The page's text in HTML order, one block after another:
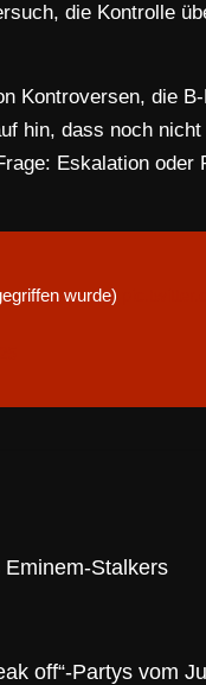
die Kontrolle
Kontroversen, die
hin, dass noch
Eskalation oder
wurde)
Stalkers
off“-Partys vom